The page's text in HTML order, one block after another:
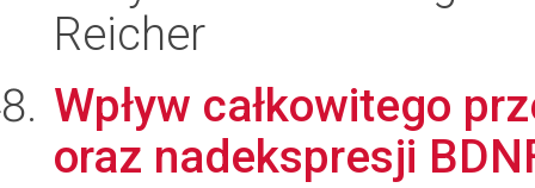
Reicher
Wpływ całkowitego
oraz nadekspresji